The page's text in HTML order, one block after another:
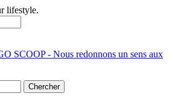
lifestyle.
SCOOP - Nous redonnons un sens aux